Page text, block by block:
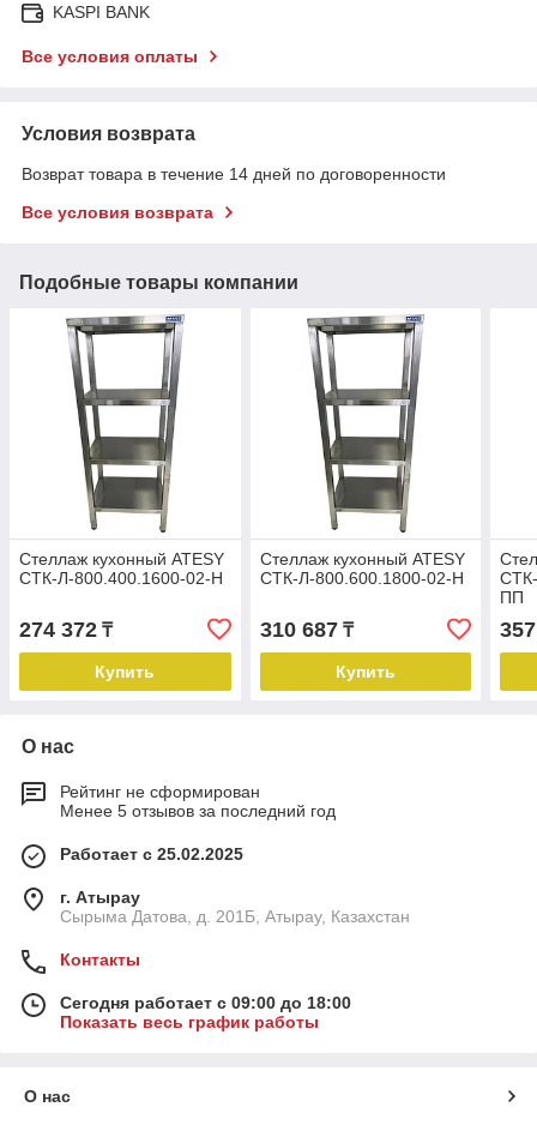
KASPI BANK
Все условия оплаты
Условия возврата
Возврат товара в течение 14 дней по договоренности
Все условия возврата
Подобные товары компании
Стеллаж кухонный ATESY
СТК-Л-800.400.1600-02-Н
274 372 ₸
Купить
Стеллаж кухонный ATESY
СТК-Л-800.600.1800-02-Н
310 687₸
Купить
ПП
О нас
Рейтинг не сформирован
Менее 5 отзывов за последний год
Работает с 25.02.2025
г. Атырау
Сырыма Датова, д. 201Б, Атырау, Казахстан
Контакты
Сегодня работает с 09:00 до 18:00
Показать весь график работы
О нас